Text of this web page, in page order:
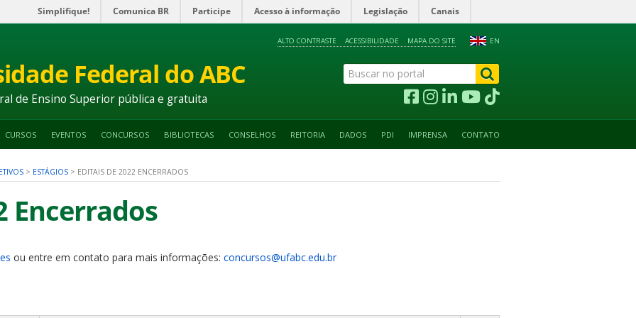
Simplifique! Comunica BR Participe Acesso à informação Legislação Canais
EN
ALTO CONTRASTE ACESSIBILIDADE MAPA DO SITE
Federal do ABC
de Ensino Superior pública e gratuita
CURSOS EVENTOS CONCURSOS BIBLIOTECAS CONSELHOS REITORIA DADOS PDI IMPRENSA CONTATO
> ESTÁGIOS > EDITAIS DE 2022 ENCERRADOS
Encerrados
ou entre em contato para mais informações: concursos@ufabc.edu.br